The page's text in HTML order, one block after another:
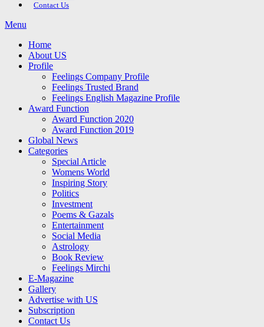
Contact Us
Menu
Home
About US
Profile
Feelings Company Profile
Feelings Trusted Brand
Feelings English Magazine Profile
Award Function
Award Function 2020
Award Function 2019
Global News
Categories
Special Article
Womens World
Inspiring Story
Politics
Investment
Poems & Gazals
Entertainment
Social Media
Astrology
Book Review
Feelings Mirchi
E-Magazine
Gallery
Advertise with US
Subscription
Contact Us